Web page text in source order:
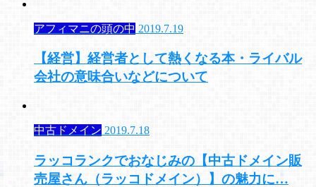
アフィマニの頭の中 2019.7.19
【経営】経営者として熱くなる本・ライバル
会社の意味合いなどについて
中古ドメイン 2019.7.18
ラッコランクでおなじみの【中古ドメイン販
売屋さん（ラッコドメイン）】の魅力に…